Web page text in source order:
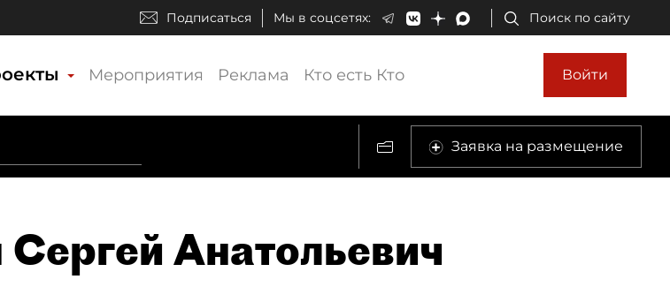
Подписаться Мы в соцсетях: Поиск по сайту
Мероприятия Реклама Кто есть Кто Войти
Заявка на размещение
Анатольевич